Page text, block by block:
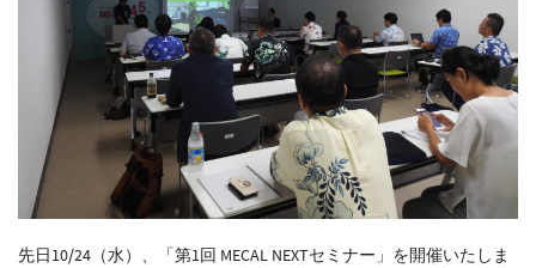
先日10/24（水）、「第1回 MECAL NEXTセミナー」を開催いたしま